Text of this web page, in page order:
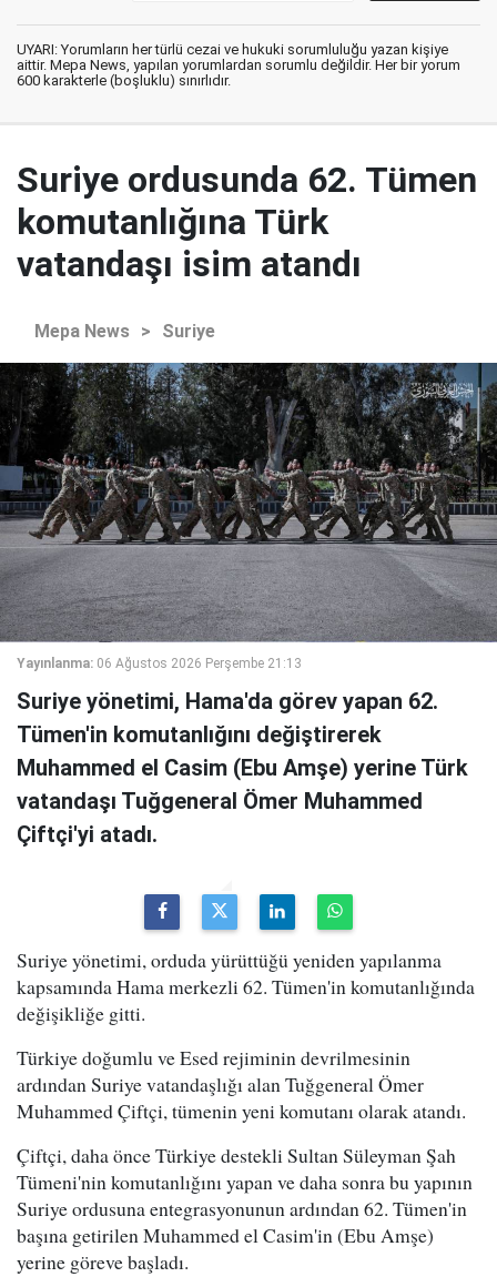
UYARI: Yorumların her türlü cezai ve hukuki sorumluluğu yazan kişiye
aittir. Mepa News, yapılan yorumlardan sorumlu değildir. Her bir yorum
600 karakterle (boşluklu) sınırlıdır.
Suriye ordusunda 62. Tümen
komutanlığına Türk
vatandaşı isim atandı
Mepa News > Suriye
Yayınlanma: 06 Ağustos 2026 Perşembe 21:13
Suriye yönetimi, Hama'da görev yapan 62.
Tümen'in komutanlığını değiştirerek
Muhammed el Casim (Ebu Amşe) yerine Türk
vatandaşı Tuğgeneral Ömer Muhammed
Çiftçi'yi atadı.
Suriye yönetimi, orduda yürüttüğü yeniden yapılanma
kapsamında Hama merkezli 62. Tümen'in komutanlığında
değişikliğe gitti.
Türkiye doğumlu ve Esed rejiminin devrilmesinin
ardından Suriye vatandaşlığı alan Tuğgeneral Ömer
Muhammed Çiftçi, tümenin yeni komutanı olarak atandı.
Çiftçi, daha önce Türkiye destekli Sultan Süleyman Şah
Tümeni'nin komutanlığını yapan ve daha sonra bu yapının
Suriye ordusuna entegrasyonunun ardından 62. Tümen'in
başına getirilen Muhammed el Casim'in (Ebu Amşe)
yerine göreve başladı.